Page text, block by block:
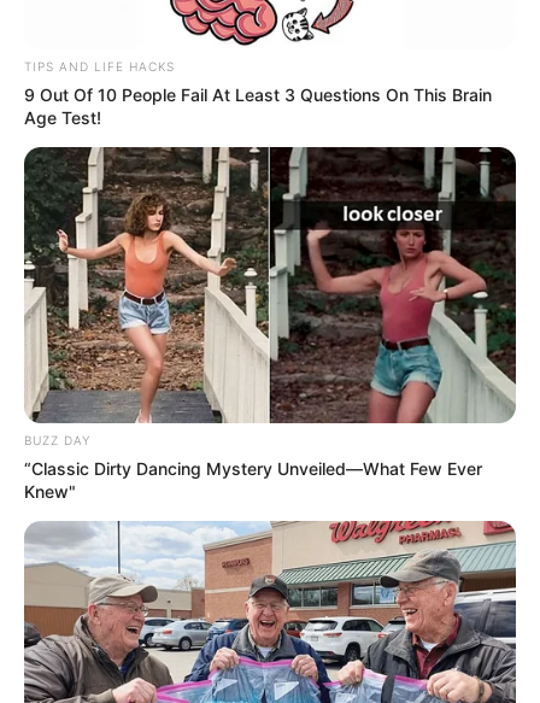
TIPS AND LIFE HACKS
9 Out Of 10 People Fail At Least 3 Questions On This Brain
Age Test!
BUZZ DAY
“Classic Dirty Dancing Mystery Unveiled—What Few Ever
Knew"